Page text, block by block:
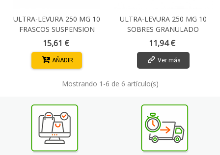
ULTRA-LEVURA 250 MG 10
FRASCOS SUSPENSION
ORAL
15,61 €
AÑADIR
ULTRA-LEVURA 250 MG 10
SOBRES GRANULADO
SUSPENSI-BAJA-
11,94 €
Ver más
Mostrando 1 -6 de 6 artículo(s)